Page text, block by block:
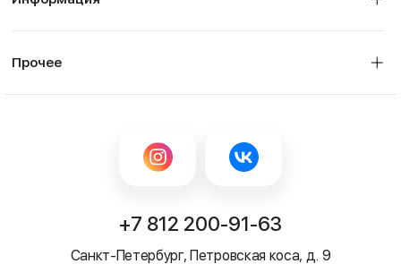
Прочее
+7 812 200-91-63
Санкт-Петербург, Петровская коса, д. 9